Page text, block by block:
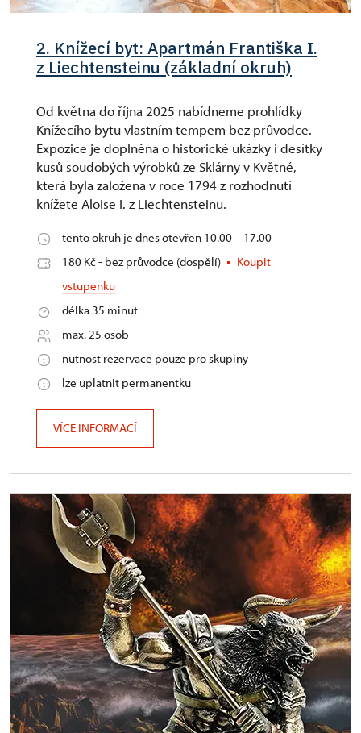
2. Knížecí byt: Apartmán Františka I.
z Liechtensteinu (základní okruh)
Od května do října 2025 nabídneme prohlídky
Knížecího bytu vlastním tempem bez průvodce.
Expozice je doplněna o historické ukázky i desítky
kusů soudobých výrobků ze Sklárny v Květné,
která byla založena v roce 1794 z rozhodnutí
knížete Aloise I. z Liechtensteinu.
tento okruh je dnes otevřen 10.00 – 17.00
180 Kč - bez průvodce (dospělí)
Koupit
vstupenku
délka 35 minut
max. 25 osob
nutnost rezervace pouze pro skupiny
lze uplatnit permanentku
VÍCE INFORMACÍ